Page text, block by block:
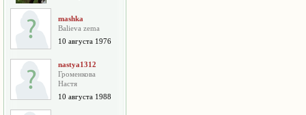
mashka
Balieva zema
10 августа 1976
nastya1312
Громенкова
Настя
10 августа 1988